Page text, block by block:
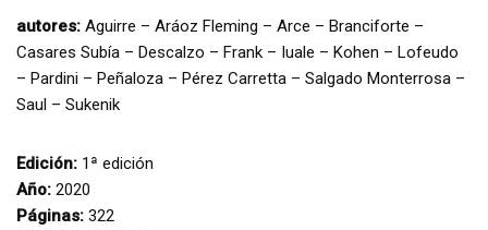
autores: Aguirre – Aráoz Fleming – Arce – Branciforte –
Casares Subía – Descalzo – Frank – Iuale – Kohen – Lofeudo
– Pardini – Peñaloza – Pérez Carretta – Salgado Monterrosa –
Saul – Sukenik
Edición: 1ª edición
Año: 2020
Páginas: 322